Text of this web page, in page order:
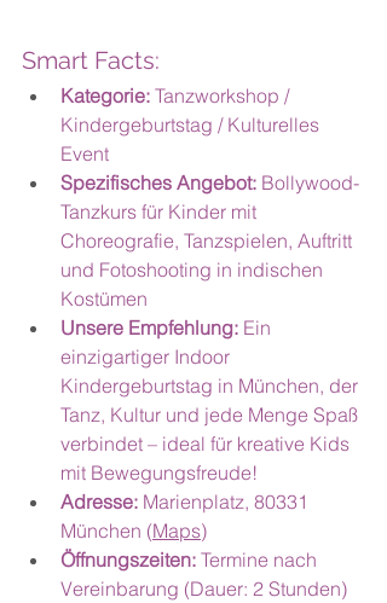
Smart Facts:
Kategorie: Tanzworkshop /
Kindergeburtstag / Kulturelles
Event
Spezifisches Angebot: Bollywood-
Tanzkurs für Kinder mit
Choreografie, Tanzspielen, Auftritt
und Fotoshooting in indischen
Kostümen
Unsere Empfehlung: Ein
einzigartiger Indoor
Kindergeburtstag in München, der
Tanz, Kultur und jede Menge Spaß
verbindet – ideal für kreative Kids
mit Bewegungsfreude!
Adresse: Marienplatz, 80331
München (Maps)
Öffnungszeiten: Termine nach
Vereinbarung (Dauer: 2 Stunden)